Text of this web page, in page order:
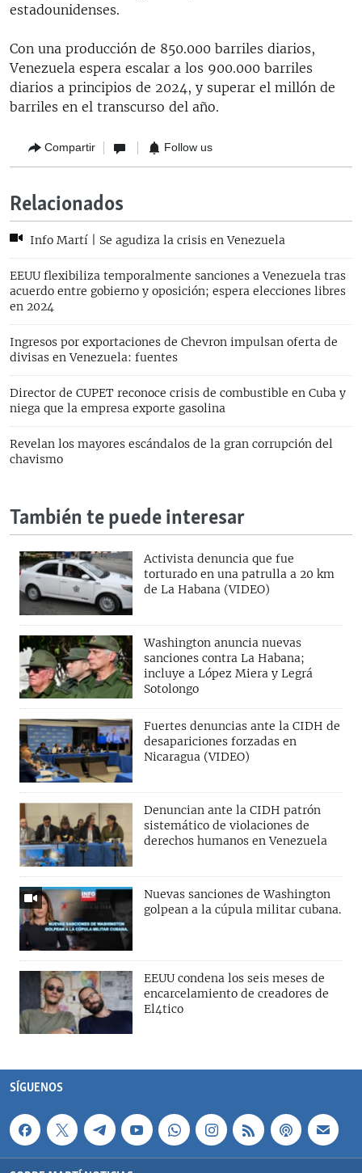
estadounidenses.
Con una producción de 850.000 barriles diarios,
Venezuela espera escalar a los 900.000 barriles
diarios a principios de 2024, y superar el millón de
barriles en el transcurso del año.
Compartir Follow us
Relacionados
Info Martí | Se agudiza la crisis en Venezuela
EEUU flexibiliza temporalmente sanciones a Venezuela tras
acuerdo entre gobierno y oposición; espera elecciones libres
en 2024
Ingresos por exportaciones de Chevron impulsan oferta de
divisas en Venezuela: fuentes
Director de CUPET reconoce crisis de combustible en Cuba y
niega que la empresa exporte gasolina
Revelan los mayores escándalos de la gran corrupción del
chavismo
También te puede interesar
Activista denuncia que fue
torturado en una patrulla a 20 km
de La Habana (VIDEO)
Washington anuncia nuevas
sanciones contra La Habana;
incluye a López Miera y Legrá
Sotolongo
Fuertes denuncias ante la CIDH de
desapariciones forzadas en
Nicaragua (VIDEO)
Denuncian ante la CIDH patrón
sistemático de violaciones de
derechos humanos en Venezuela
Nuevas sanciones de Washington
golpean a la cúpula militar cubana.
EEUU condena los seis meses de
encarcelamiento de creadores de
El4tico
SÍGUENOS